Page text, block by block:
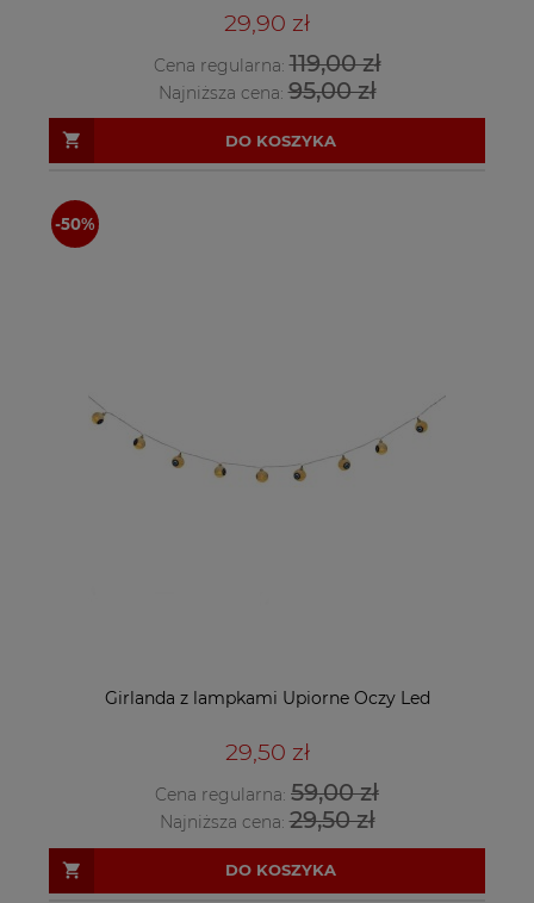
29,90 zł
Cena regularna:119,00 zł
Najniższa cena:95,00 zł
DO KOSZYKA
Girlanda z lampkami Upiorne Oczy Led
29,50 zł
Cena regularna: 59,00 zł
Najniższa cena:29,50 zł
DO KOSZYKA